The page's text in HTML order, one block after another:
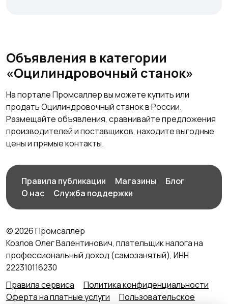
Объявления в категории
«Оцилиндровочный станок»
На портале Промсаллер вы можете купить или
продать Оцилиндровочный станок в России.
Размещайте объявления, сравнивайте предложения
производителей и поставщиков, находите выгодные
цены и прямые контакты.
Правила публикации Магазины
Блог
О нас
Служба поддержки
© 2026 Промсаллер
Козлов Олег Валентинович, плательщик налога на
профессиональный доход (самозанятый), ИНН
222310116230
Правила сервиса
Политика конфиденциальности
Оферта на платные услуги
Пользовательское